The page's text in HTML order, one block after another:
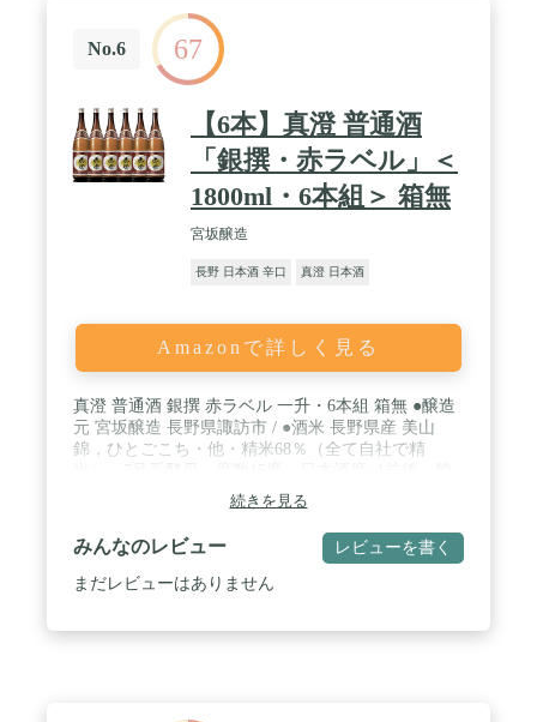
No.6 67
【6本】真澄 普通酒
「銀撰・赤ラベル」＜
1800ml・6本組＞ 箱無
宮坂醸造
長野 日本酒 辛口 真澄 日本酒
Amazonで詳しく見る
真澄 普通酒 銀撰 赤ラベル 一升・6本組 箱無 ●醸造
元 宮坂醸造 長野県諏訪市 / ●酒米 長野県産 美山
錦，ひとごこち・他・精米68％（全て自社で精
度1.2前後・アミノ酸度0.8前後・飲み方 ◎冷酒 ◎常
温 ◎燗酒 / ●杜氏のコメント…地元の酒通に愛され
社員にも愛飲者が多い酒です。 / ●毎日の晩酌に最
高の日本酒です。毎日飲んでも飽きない。真澄の真
骨頂。真澄って本当に不思議ですよ！
続きを見る
みんなのレビュー レビューを書く
まだレビューはありません